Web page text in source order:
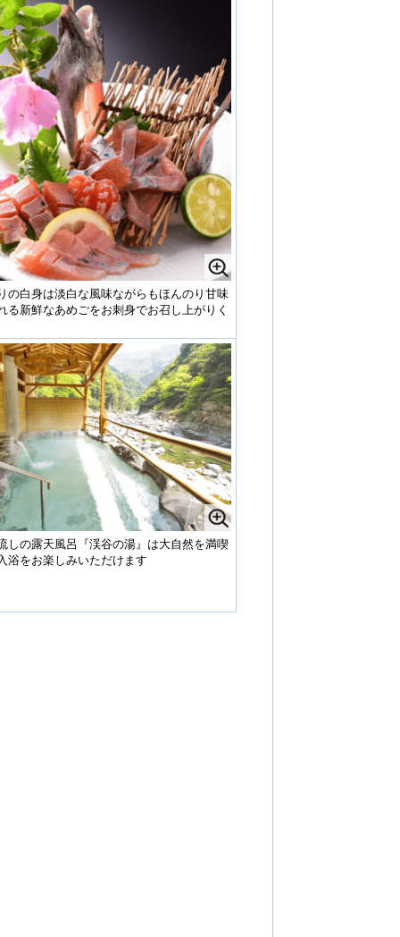
の白身は淡白な風味ながらもほんのり甘味
る新鮮なあめごをお刺身でお召し上がりく
しの露天風呂『渓谷の湯』は大自然を満喫
浴をお楽しみいただけます